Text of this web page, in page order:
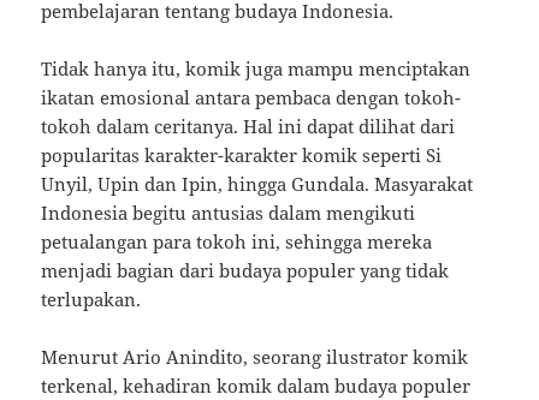
pembelajaran tentang budaya Indonesia.
Tidak hanya itu, komik juga mampu menciptakan
ikatan emosional antara pembaca dengan tokoh-
tokoh dalam ceritanya. Hal ini dapat dilihat dari
popularitas karakter-karakter komik seperti Si
Unyil, Upin dan Ipin, hingga Gundala. Masyarakat
Indonesia begitu antusias dalam mengikuti
petualangan para tokoh ini, sehingga mereka
menjadi bagian dari budaya populer yang tidak
terlupakan.
Menurut Ario Anindito, seorang ilustrator komik
terkenal, kehadiran komik dalam budaya populer